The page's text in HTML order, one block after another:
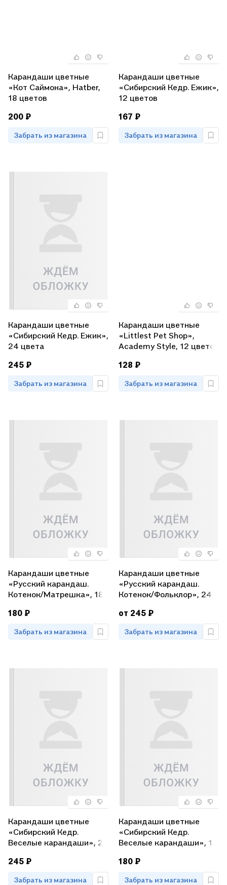
Карандаши цветные
«Кот Саймона», Hatber,
18 цветов
200 ₽
Забрать из магазина
Карандаши цветные
«Сибирский Кедр. Ежик»,
12 цветов
167 ₽
Забрать из магазина
Карандаши цветные
«Сибирский Кедр. Ежик»,
24 цвета
245 ₽
Забрать из магазина
Карандаши цветные
«Littlest Pet Shop»,
Academy Style, 12 цветов
128 ₽
Забрать из магазина
Карандаши цветные
«Русский карандаш.
Котенок/Матрешка», 18
180 ₽
Забрать из магазина
Карандаши цветные
«Русский карандаш.
Котенок/Фольклор», 24
от 245 ₽
Забрать из магазина
Карандаши цветные
«Сибирский Кедр.
Веселые карандаши», 24
245 ₽
Забрать из магазина
Карандаши цветные
«Сибирский Кедр.
Веселые карандаши», 18
180 ₽
Забрать из магазина